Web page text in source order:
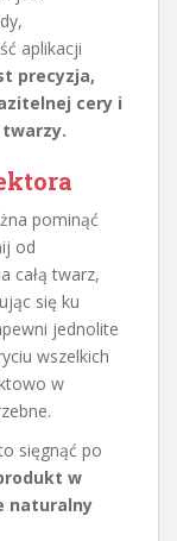
aplikacji
precyzja,
cery i
pominąć
od
całą twarz,
się ku
jednolite
wszelkich
w
sięgnąć po
w
naturalny